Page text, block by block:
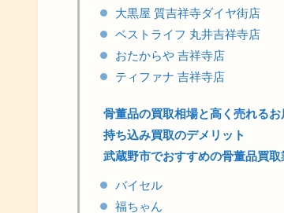
大黒屋 質吉祥寺ダイヤ街店
ベストライフ 丸井吉祥寺店
おたからや 吉祥寺店
ティファナ 吉祥寺店
骨董品の買取相場と高く売れるお
持ち込み買取のデメリット
武蔵野市でおすすめの骨董品買取
バイセル
福ちゃん